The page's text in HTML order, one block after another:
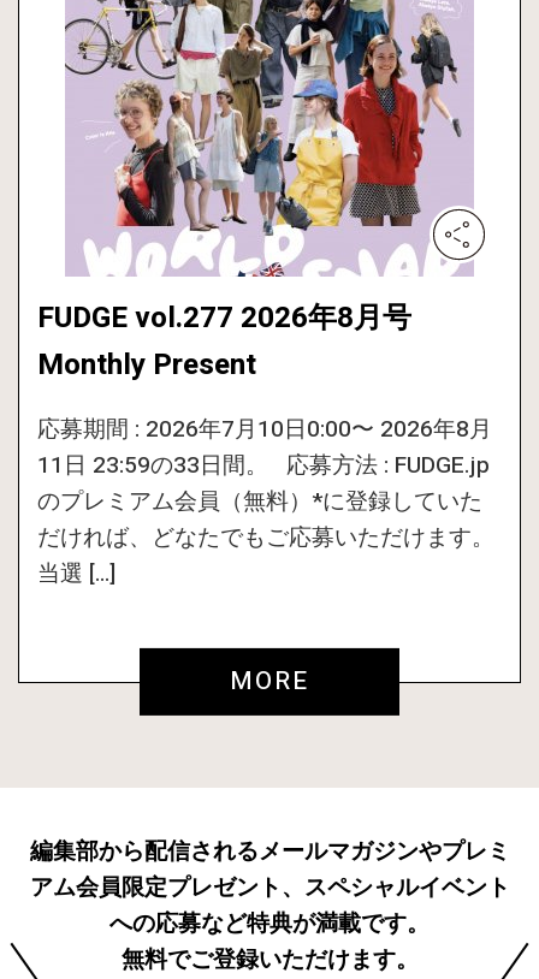
FUDGE vol.277 2026年8月号
Monthly Present
応募期間 : 2026年7月10日0:00〜 2026年8月
11日 23:59の33日間。 応募方法 : FUDGE.jp
のプレミアム会員（無料）*に登録していた
だければ、どなたでもご応募いただけます。
当選 […]
MORE
編集部から配信されるメールマガジンやプレミ
アム会員限定プレゼント、スペシャルイベント
への応募など特典が満載です。
無料でご登録いただけます。